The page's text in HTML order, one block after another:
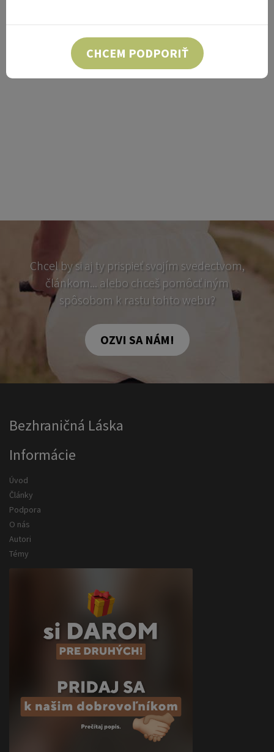
Chcel by si aj ty prispieť svojím svedectvom,
článkom... alebo chceš pomôcť iným
spôsobom k rastu tohto webu?
OZVI SA NÁM!
Bezhraničná Láska
Informácie
Úvod
Články
Podpora
O nás
Autori
Témy
CHCEM PODPORIŤ